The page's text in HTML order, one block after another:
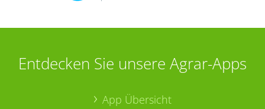
Entdecken Sie unsere Agrar-Apps
App Übersicht